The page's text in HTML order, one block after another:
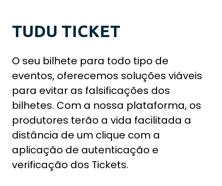
TUDU TICKET
O seu bilhete para todo tipo de
eventos, oferecemos soluções viáveis
para evitar as falsificações dos
bilhetes. Com a nossa plataforma, os
produtores terão a vida facilitada a
distância de um clique com a
aplicação de autenticação e
verificação dos Tickets.